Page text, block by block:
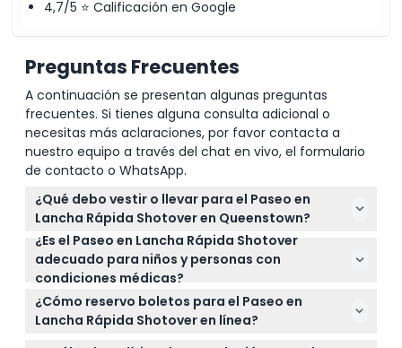
4,7/5 ⭐ Calificación en Google
Preguntas Frecuentes
A continuación se presentan algunas preguntas
frecuentes. Si tienes alguna consulta adicional o
necesitas más aclaraciones, por favor contacta a
nuestro equipo a través del chat en vivo, el formulario
de contacto o WhatsApp.
¿Qué debo vestir o llevar para el Paseo en
Lancha Rápida Shotover en Queenstown?
Es mejor llevar ropa cómoda y traer gafas de sol
para proteger tus ojos del sol y el agua. No es
necesario ropa resistente al agua ya que te
proporcionarán chaquetas impermeables durante
el paseo.
¿Es el Paseo en Lancha Rápida Shotover
adecuado para niños y personas con
condiciones médicas?
Los niños de 5 a 15 años pueden participar en el
paseo; los niños de 10 a 15 pueden viajar sin
acompañante si un padre o tutor está en el lugar. El
¿Cómo reservo boletos para el Paseo en
Lancha Rápida Shotover en línea?
Puedes reservar tus boletos directamente en este